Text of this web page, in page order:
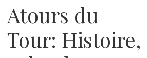
Atours du
Tour: Histoire,